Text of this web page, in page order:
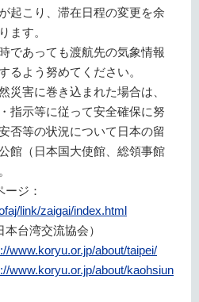
起こり、滞在日程の変更を余
ます。
であっても渡航先の気象情報
るよう努めてください。
害に巻き込まれた場合は、
指示等に従って安全確保に努
否等の状況について日本の留
館（日本国大使館、総領事館
ジ：
link/zaigai/index.html
台湾交流協会）
www.koryu.or.jp/about/taipei/
www.koryu.or.jp/about/kaohsiun